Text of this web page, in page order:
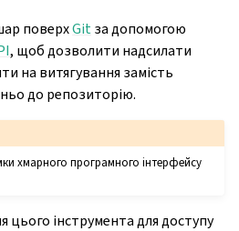
поверхGitза допомогою
, щоб дозволити надсилати
на витягування замість
до репозиторію.
хмарного програмного інтерфейсу
цього інструмента для доступу